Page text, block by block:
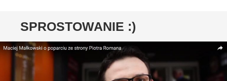
SPROSTOWANIE :)